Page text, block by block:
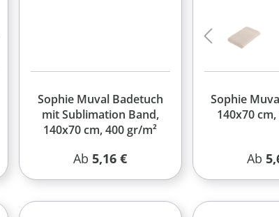
Sophie Muval Badetuch
mit Sublimation Band,
140x70 cm, 400 gr/m²
Regulärer Preis:
Ab5,16 €
Sophie
140x70
Ab